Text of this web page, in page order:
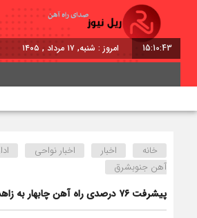
15:10:43 امروز : شنبه, ۱۷ مرداد , ۱۴۰۵
خانه اخبار اخبار نواحی
آهن جنوبشرق
پیشرفت ۷۶ درصدی راه آهن چابهار به زاهدان